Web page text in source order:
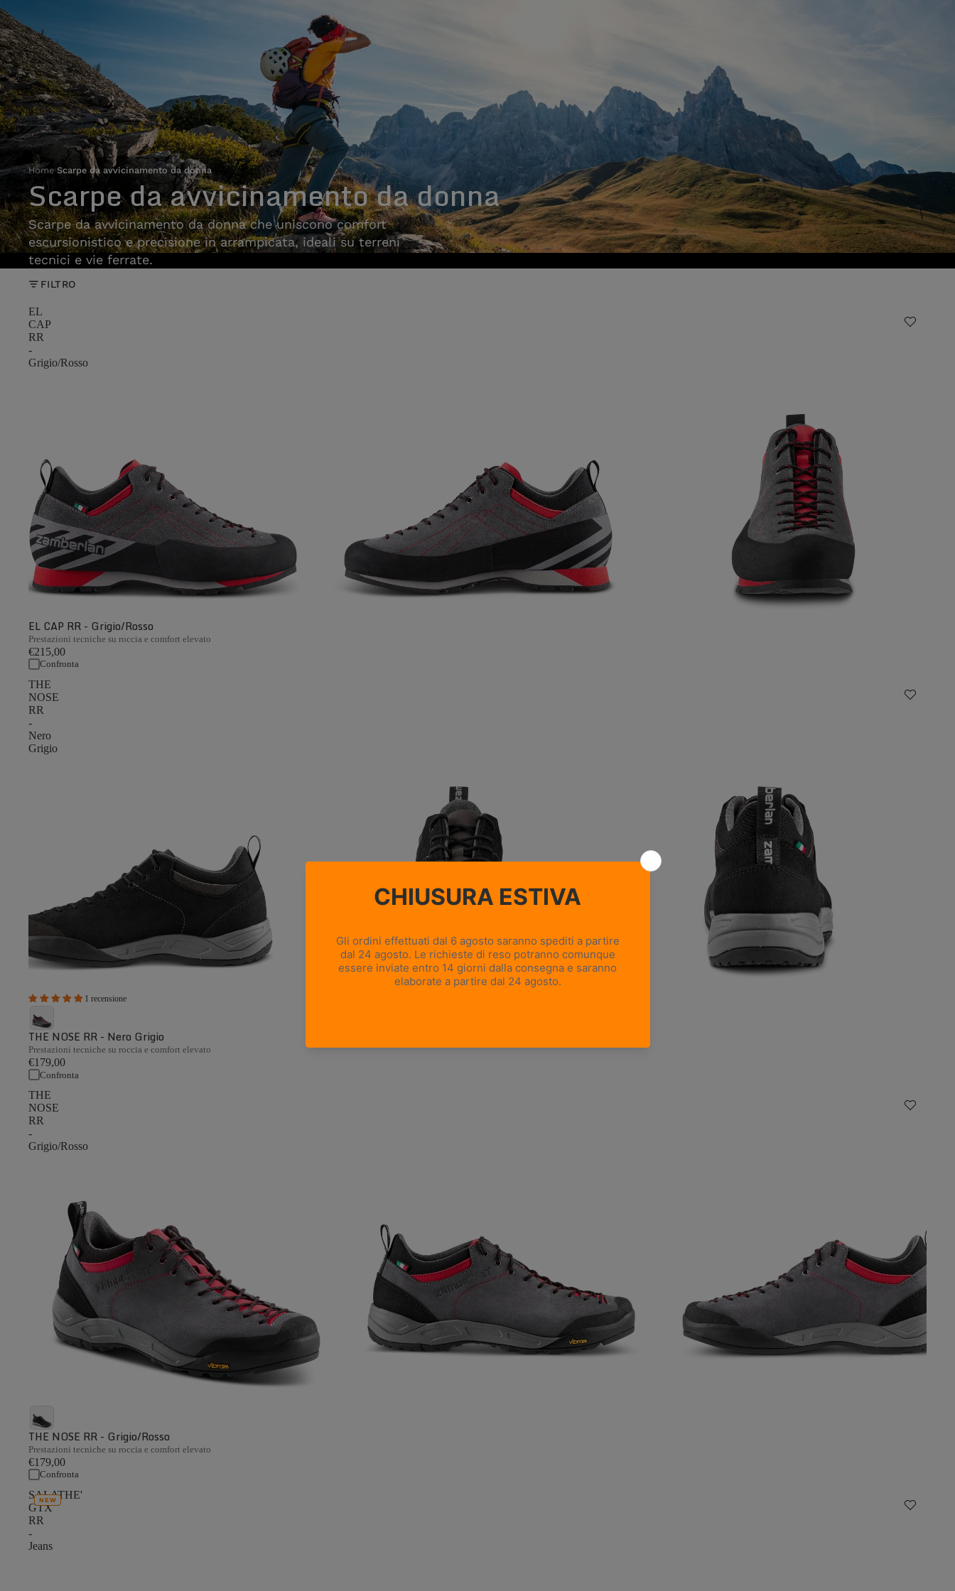
Home›Scarpe da avvicinamento da donna
Scarpe da avvicinamento da donna
Scarpe da avvicinamento da donna che uniscono comfort
escursionistico e precisione in arrampicata, ideali su terreni
tecnici e vie ferrate.
FILTRO
EL
CAP
RR
-
Grigio/Rosso
EL CAP RR - Grigio/Rosso
Prestazioni tecniche su roccia e comfort elevato
€215,00
Confronta
THE
NOSE
RR
-
Nero
Grigio
1 recensione
THE NOSE RR - Nero Grigio
Prestazioni tecniche su roccia e comfort elevato
€179,00
Confronta
THE
NOSE
RR
-
Grigio/Rosso
THE NOSE RR - Grigio/Rosso
Prestazioni tecniche su roccia e comfort elevato
€179,00
Confronta
SALATHE'
GTX
RR
-
Jeans
NEW